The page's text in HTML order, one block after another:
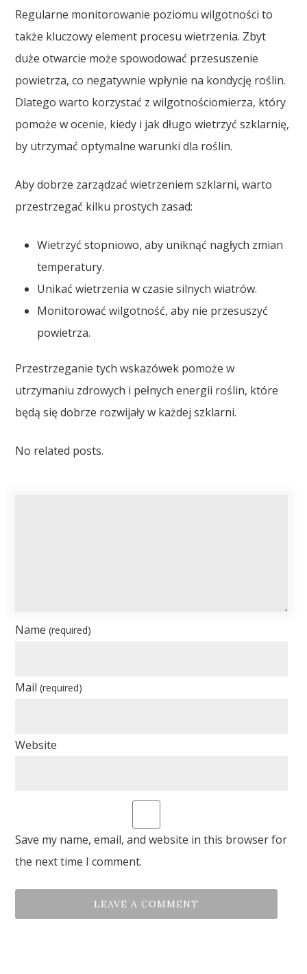
Regularne monitorowanie poziomu wilgotności to
także kluczowy element procesu wietrzenia. Zbyt
duże otwarcie może spowodować przesuszenie
powietrza, co negatywnie wpłynie na kondycję roślin.
Dlatego warto korzystać z wilgotnościomierza, który
pomoże w ocenie, kiedy i jak długo wietrzyć szklarnię,
by utrzymać optymalne warunki dla roślin.
Aby dobrze zarządzać wietrzeniem szklarni, warto
przestrzegać kilku prostych zasad:
Wietrzyć stopniowo, aby uniknąć nagłych zmian
temperatury.
Unikać wietrzenia w czasie silnych wiatrów.
Monitorować wilgotność, aby nie przesuszyć
powietrza.
Przestrzeganie tych wskazówek pomoże w
utrzymaniu zdrowych i pełnych energii roślin, które
będą się dobrze rozwijały w każdej szklarni.
No related posts.
Name(required)
Mail(required)
Website
Save my name, email, and website in this browser for
the next time I comment.